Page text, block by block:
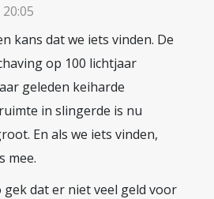
kans dat we iets vinden. De
op 100 lichtjaar
geleden keiharde
in slingerde is nu
En als we iets vinden,
mee.
dat er niet veel geld voor